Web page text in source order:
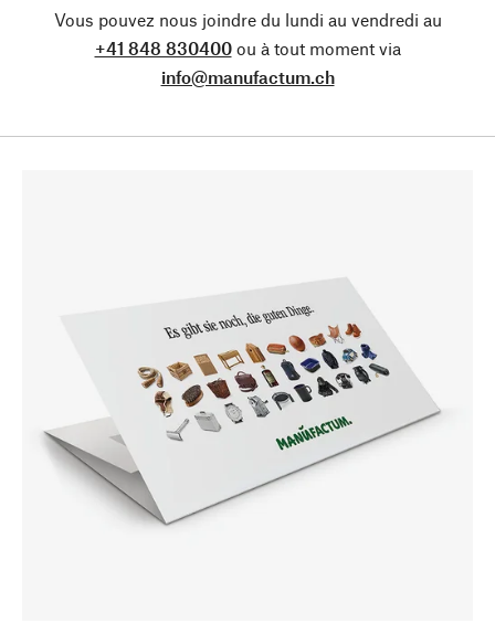
Vous pouvez nous joindre du lundi au vendredi au
+41 848 830400ou à tout moment via
info@manufactum.ch